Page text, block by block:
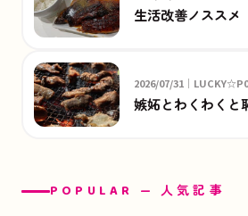
生活改善ノススメ
2026/07/31｜
嫉妬とわくわくと
POPULAR — 人気記事